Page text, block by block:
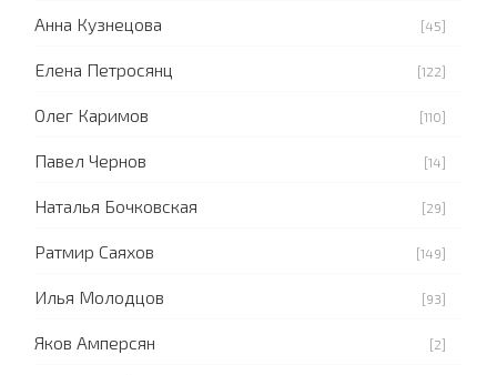
Анна Кузнецова [45]
Елена Петросянц [122]
Олег Каримов [110]
Павел Чернов [14]
Наталья Бочковская [29]
Ратмир Саяхов [149]
Илья Молодцов [93]
Яков Амперсян [2]